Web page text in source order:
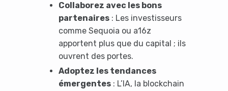
Collaborez avec les bons
partenaires: Les investisseurs
comme Sequoia ou a16z
apportent plus que du capital ; ils
ouvrent des portes.
Adoptez les tendances
émergentes: L’IA, la blockchain